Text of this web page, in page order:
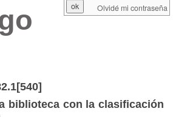
biblioteca con la clasificación
Olvidé mi contraseña